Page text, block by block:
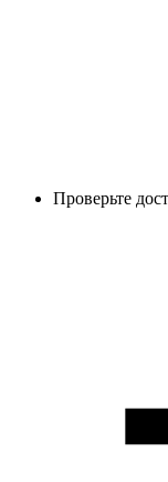
Проверьте